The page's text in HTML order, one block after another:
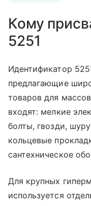
Кому
5251
Идентификатор
предлагающие
товаров для
входят: мелкие
болты, гвозди,
кольцевые
сантехническое
Для крупных
используется